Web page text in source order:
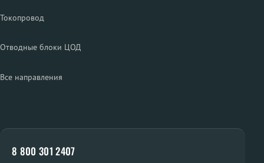
Токопровод
Отводные блоки ЦОД
Все направления
8 800 301 2407